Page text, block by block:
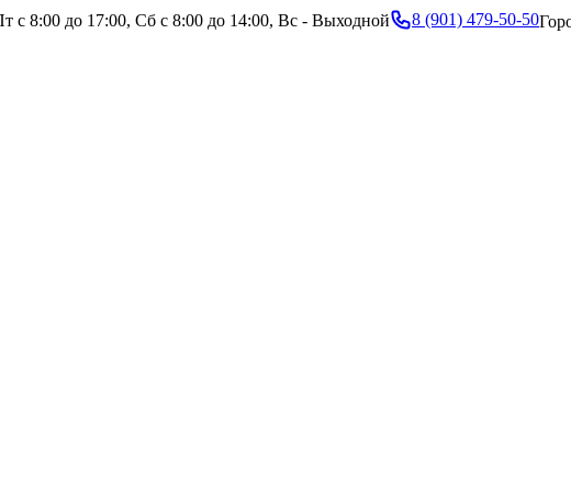
с 8:00 до 17:00, Сб с 8:00 до 14:00, Вс - Выходной 8 (901) 479-50-50